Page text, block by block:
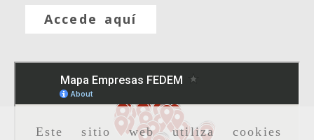
Este sitio web utiliza cookies
Accede aquí